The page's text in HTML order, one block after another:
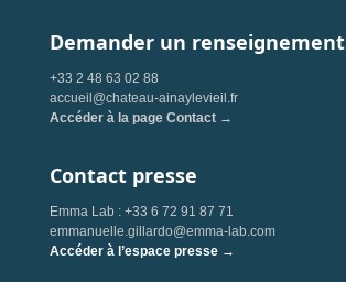
Demander un renseignement
+33 2 48 63 02 88
accueil@chateau-ainaylevieil.fr
Accéder à la page Contact →
Contact presse
Emma Lab : +33 6 72 91 87 71
emmanuelle.gillardo@emma-lab.com
Accéder à l’espace presse →